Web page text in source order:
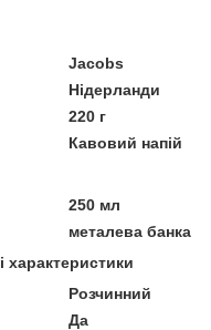
Jacobs
Нідерланди
220 г
Кавовий напій
250 мл
металева банка
характеристики
Розчинний
Да